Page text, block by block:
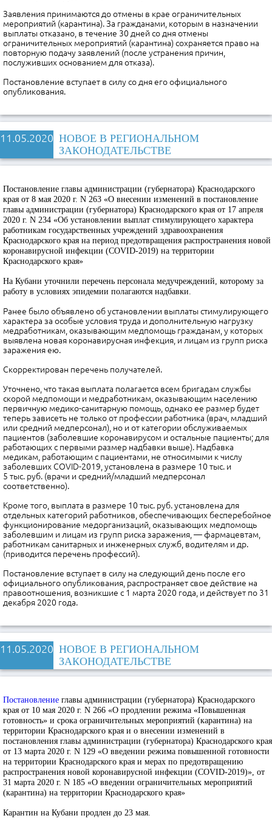
Заявления принимаются до отмены в крае ограничительных
мероприятий (карантина). За гражданами, которым в назначении
выплаты отказано, в течение 30 дней со дня отмены
ограничительных мероприятий (карантина) сохраняется право на
повторную подачу заявлений (после устранения причин,
послуживших основанием для отказа).
Постановление вступает в силу со дня его официального
опубликования.
11.05.2020 НОВОЕ В РЕГИОНАЛЬНОМ
ЗАКОНОДАТЕЛЬСТВЕ
Постановление главы администрации (губернатора) Краснодарского
края от 8 мая 2020 г. N 263 «О внесении изменений в постановление
главы администрации (губернатора) Краснодарского края от 17 апреля
2020 г. N 234 «Об установлении выплат стимулирующего характера
работникам государственных учреждений здравоохранения
Краснодарского края на период предотвращения распространения новой
коронавирусной инфекции (COVID-2019) на территории
Краснодарского края»
На Кубани уточнили перечень персонала медучреждений, которому за
работу в условиях эпидемии полагаются надбавки.
Ранее было объявлено об установлении выплаты стимулирующего
характера за особые условия труда и дополнительную нагрузку
медработникам, оказывающим медпомощь гражданам, у которых
выявлена новая коронавирусная инфекция, и лицам из групп риска
заражения ею.
Скорректирован перечень получателей.
Уточнено, что такая выплата полагается всем бригадам службы
скорой медпомощи и медработникам, оказывающим населению
первичную медико-санитарную помощь, однако ее размер будет
теперь зависеть не только от профессии работника (врач, младший
или средний медперсонал), но и от категории обслуживаемых
пациентов (заболевшие коронавирусом и остальные пациенты; для
работающих с первыми размер надбавки выше). Надбавка
медикам, работающим с пациентами, не относимыми к числу
заболевших COVID-2019, установлена в размере 10 тыс. и
5 тыс. руб. (врачи и средний/младший медперсонал
соответственно).
Кроме того, выплата в размере 10 тыс. руб. установлена для
отдельных категорий работников, обеспечивающих бесперебойное
функционирование медорганизаций, оказывающих медпомощь
заболевшим и лицам из групп риска заражения, — фармацевтам,
работникам санитарных и инженерных служб, водителям и др.
(приводится перечень профессий).
Постановление вступает в силу на следующий день после его
официального опубликования, распространяет свое действие на
правоотношения, возникшие с 1 марта 2020 года, и действует по 31
декабря 2020 года.
11.05.2020 НОВОЕ В РЕГИОНАЛЬНОМ
ЗАКОНОДАТЕЛЬСТВЕ
Постановление главы администрации (губернатора) Краснодарского
края от 10 мая 2020 г. N 266 «О продлении режима «Повышенная
готовность» и срока ограничительных мероприятий (карантина) на
территории Краснодарского края и о внесении изменений в
постановления главы администрации (губернатора) Краснодарского края
от 13 марта 2020 г. N 129 «О введении режима повышенной готовности
на территории Краснодарского края и мерах по предотвращению
распространения новой коронавирусной инфекции (COVID-2019)», от
31 марта 2020 г. N 185 «О введении ограничительных мероприятий
(карантина) на территории Краснодарского края»
Карантин на Кубани продлен до 23 мая.